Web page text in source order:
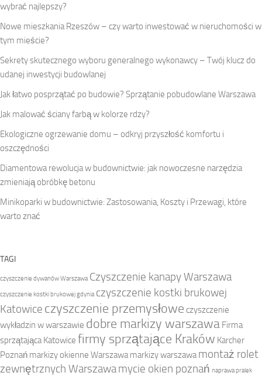
wybrać najlepszy?
Nowe mieszkania Rzeszów – czy warto inwestować w nieruchomości w
tym mieście?
Sekrety skutecznego wyboru generalnego wykonawcy – Twój klucz do
udanej inwestycji budowlanej
Jak łatwo posprzątać po budowie? Sprzątanie pobudowlane Warszawa
Jak malować ściany farbą w kolorze rdzy?
Ekologiczne ogrzewanie domu – odkryj przyszłość komfortu i
oszczędności
Diamentowa rewolucja w budownictwie: jak nowoczesne narzędzia
zmieniają obróbkę betonu
Minikoparki w budownictwie: Zastosowania, Koszty i Przewagi, które
warto znać
TAGI
czyszczenie dywanów Warszawa Czyszczenie kanapy Warszawa
czyszczenie kostki brukowej gdynia czyszczenie kostki brukowej
Katowice czyszczenie przemysłowe czyszczenie
wykładzin w warszawie dobre markizy warszawa Firma
sprzątająca Katowice firmy sprzątające Kraków Karcher
Poznań markizy okienne Warszawa markizy warszawa montaż rolet
zewnętrznych Warszawamycie okien poznań naprawa pralek